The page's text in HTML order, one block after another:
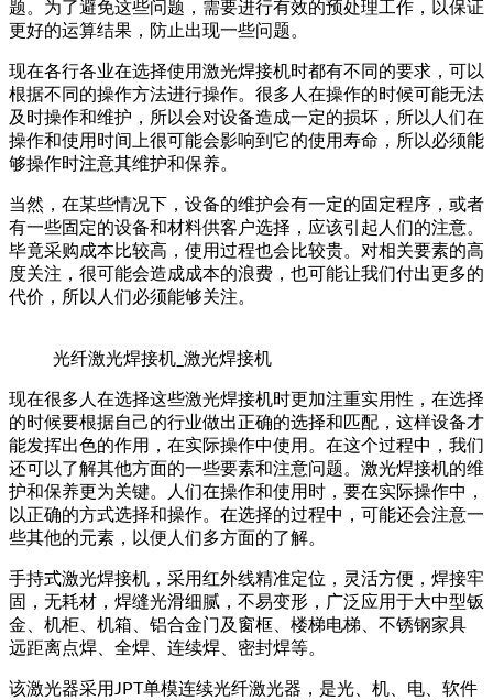
题。为了避免这些问题，需要进行有效的预处理工作，以保证
更好的运算结果，防止出现一些问题。
现在各行各业在选择使用激光焊接机时都有不同的要求，可以
根据不同的操作方法进行操作。很多人在操作的时候可能无法
及时操作和维护，所以会对设备造成一定的损坏，所以人们在
操作和使用时间上很可能会影响到它的使用寿命，所以必须能
够操作时注意其维护和保养。
当然，在某些情况下，设备的维护会有一定的固定程序，或者
有一些固定的设备和材料供客户选择，应该引起人们的注意。
毕竟采购成本比较高，使用过程也会比较贵。对相关要素的高
度关注，很可能会造成成本的浪费，也可能让我们付出更多的
代价，所以人们必须能够关注。
光纤激光焊接机_激光焊接机
现在很多人在选择这些激光焊接机时更加注重实用性，在选择
的时候要根据自己的行业做出正确的选择和匹配，这样设备才
能发挥出色的作用，在实际操作中使用。在这个过程中，我们
还可以了解其他方面的一些要素和注意问题。激光焊接机的维
护和保养更为关键。人们在操作和使用时，要在实际操作中，
以正确的方式选择和操作。在选择的过程中，可能还会注意一
些其他的元素，以便人们多方面的了解。
手持式激光焊接机，采用红外线精准定位，灵活方便，焊接牢
固，无耗材，焊缝光滑细腻，不易变形，广泛应用于大中型钣
金、机柜、机箱、铝合金门及窗框、楼梯电梯、不锈钢家具
远距离点焊、全焊、连续焊、密封焊等。
该激光器采用JPT单模连续光纤激光器，是光、机、电、软件